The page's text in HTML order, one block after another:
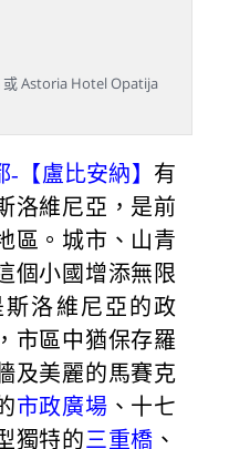
Astoria Hotel Opatija
【盧比安納】 有
洛維尼亞，是前
區。城市、山青
個小國增添無限
洛維尼亞的政
市區中猶保存羅
及美麗的馬賽克
市政廣場 、十七
獨特的三重橋 、